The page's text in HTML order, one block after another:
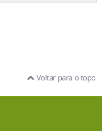
Voltar para o topo